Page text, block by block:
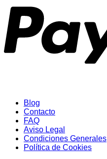
Blog
Contacto
FAQ
Aviso Legal
Condiciones Generales
Política de Cookies